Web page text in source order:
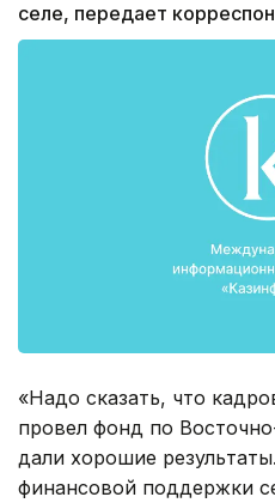
селе, передает
«Надо сказать, что
провел фонд по
дали хорошие
финансовой поддержки